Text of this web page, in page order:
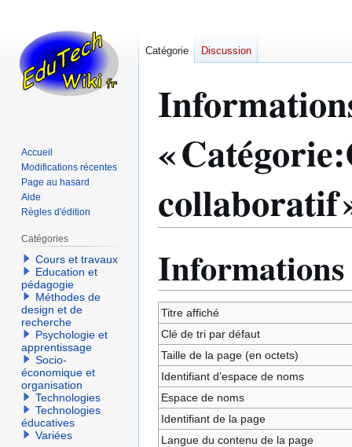
«
collaboratif
navigation
recherche
Informations
Titre affiché
Clé de tri par défaut
Taille de la page (en octets)
Identifiant dʼespace de noms
Espace de noms
Identifiant de la page
Langue du contenu de la page
Catégorie Discussion
Accueil
Modifications récentes
Page au hasard
Aide
Règles d'édition
Catégories
Cours et travaux
Education et
pédagogie
Méthodes de
design et de
recherche
Psychologie et
apprentissage
Socio-
économique et
organisation
Technologies
Technologies
éducatives
Variées